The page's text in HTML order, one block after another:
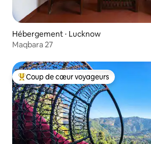
Hébergement ⋅ Lucknow
Maqbara 27
Coups de cœur voyageurs les plus
Coup de cœur voyageurs